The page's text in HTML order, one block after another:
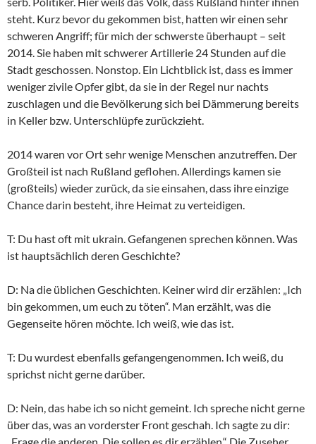
steht. Kurz bevor du gekommen bist, hatten wir einen sehr
schweren Angriff; für mich der schwerste überhaupt – seit
2014. Sie haben mit schwerer Artillerie 24 Stunden auf die
Stadt geschossen. Nonstop. Ein Lichtblick ist, dass es immer
weniger zivile Opfer gibt, da sie in der Regel nur nachts
zuschlagen und die Bevölkerung sich bei Dämmerung bereits
in Keller bzw. Unterschlüpfe zurückzieht.
2014 waren vor Ort sehr wenige Menschen anzutreffen. Der
Großteil ist nach Rußland geflohen. Allerdings kamen sie
(großteils) wieder zurück, da sie einsahen, dass ihre einzige
Chance darin besteht, ihre Heimat zu verteidigen.
T: Du hast oft mit ukrain. Gefangenen sprechen können. Was
ist hauptsächlich deren Geschichte?
D: Na die üblichen Geschichten. Keiner wird dir erzählen: „Ich
bin gekommen, um euch zu töten“. Man erzählt, was die
Gegenseite hören möchte. Ich weiß, wie das ist.
T: Du wurdest ebenfalls gefangengenommen. Ich weiß, du
sprichst nicht gerne darüber.
D: Nein, das habe ich so nicht gemeint. Ich spreche nicht gerne
über das, was an vorderster Front geschah. Ich sagte zu dir: